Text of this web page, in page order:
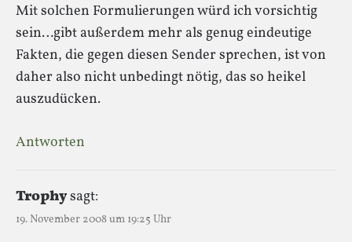
Mit solchen Formulierungen würd ich vorsichtig
sein…gibt außerdem mehr als genug eindeutige
Fakten, die gegen diesen Sender sprechen, ist von
daher also nicht unbedingt nötig, das so heikel
auszudücken.
Antworten
Trophysagt:
19. November 2008 um 19:25 Uhr